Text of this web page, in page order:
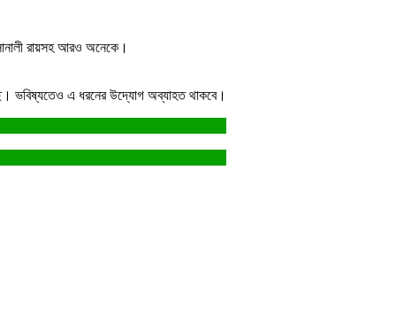
রায়সহ আরও অনেকে।
ভবিষ্যতেও এ ধরনের উদ্যোগ অব্যাহত থাকবে।